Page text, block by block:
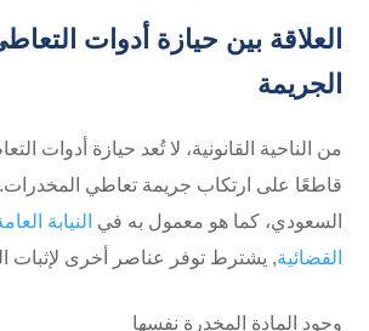
العلاقة بين حيازة أدوات
الجريمة
من الناحية القانونية، لا تُعد حيازة أدوات
قاطعًا على ارتكاب جريمة تعاطي المخدرات.
السعودي، كما هو معمول به في النيابة
القضائية, يشترط توفر عناصر أخرى لإثبات
وجود المادة المخدرة نفسها